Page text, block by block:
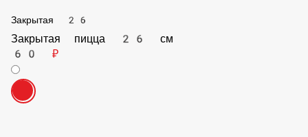
Бесплатно
Соус 50/50